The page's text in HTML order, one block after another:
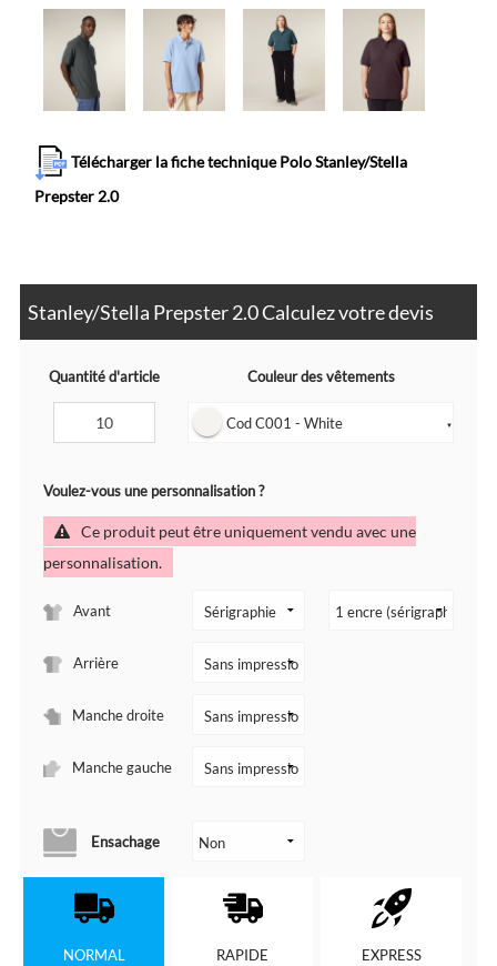
Télécharger la fiche technique Polo Stanley/Stella
Prepster 2.0
Stanley/Stella Prepster 2.0 Calculez votre devis
Quantité d'article Couleur des vêtements
Cod C001 - White ▼
Voulez-vous une personnalisation ?
Ce produit peut être uniquement vendu avec une
personnalisation.
Avant
Arrière
Manche droite
Manche gauche
Ensachage
NORMAL
RAPIDE
EXPRESS